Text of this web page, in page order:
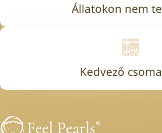
Állatokon nem
Kedvező